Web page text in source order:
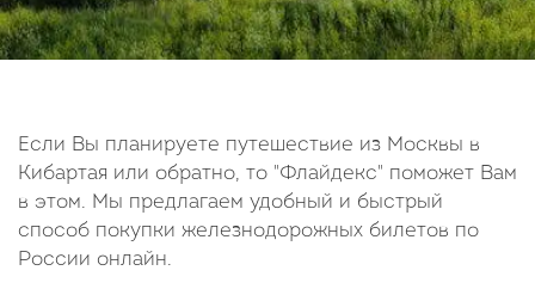
Если Вы планируете путешествие из Москвы в
Кибартая или обратно, то "Флайдекс" поможет Вам
в этом. Мы предлагаем удобный и быстрый
способ покупки железнодорожных билетов по
России онлайн.
7
8 9 10 11 12
13
14
15 16 17 18 19
20
Октябрь 2026